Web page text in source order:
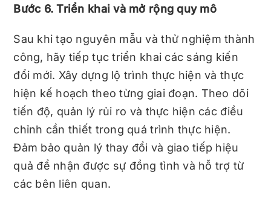
Bước 6. Triển khai và mở rộng quy mô
Sau khi tạo nguyên mẫu và thử nghiệm thành
công, hãy tiếp tục triển khai các sáng kiến ​​
đổi mới. Xây dựng lộ trình thực hiện và thực
hiện kế hoạch theo từng giai đoạn. Theo dõi
tiến độ, quản lý rủi ro và thực hiện các điều
chỉnh cần thiết trong quá trình thực hiện.
Đảm bảo quản lý thay đổi và giao tiếp hiệu
quả để nhận được sự đồng tình và hỗ trợ từ
các bên liên quan.